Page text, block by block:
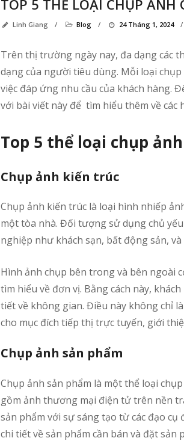
TOP 5 THỂ LOẠI CHỤP ẢNH
Linh Giang / Blog / 24 Tháng 1, 2024 /
Trên thị trường ngày nay, đa dạng các
dạng của người tiêu dùng. Mỗi loại
việc đáp ứng nhu cầu của khách hàng.
với bài viết này để tìm hiểu thêm về các
Top 5 thể loại chụp
Chụp ảnh kiến trúc
Chụp ảnh kiến trúc là loại hình nhiếp
một tòa nhà. Đối tượng sử dụng chủ
nghiệp như khách sạn, bất động sản,
Hình ảnh chụp bên trong và bên ngoài
tìm hiểu về đơn vị. Bằng cách này,
tiết về không gian. Điều này không chỉ
cho mục đích tiếp thị trực tuyến, giới
Chụp ảnh sản phẩm
Chụp ảnh sản phẩm là một thể loại
gồm ảnh thương mại điện tử trên nền
sản phẩm với sự sáng tạo từ các đạo
chi tiết về sản phẩm cần bán và đặt sản